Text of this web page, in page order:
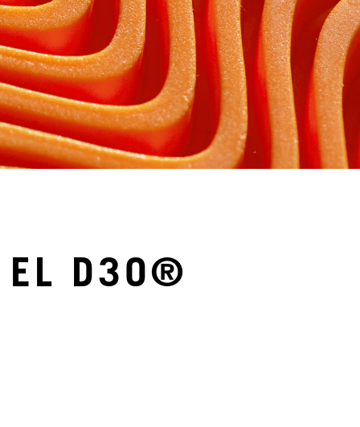
EL D3O®